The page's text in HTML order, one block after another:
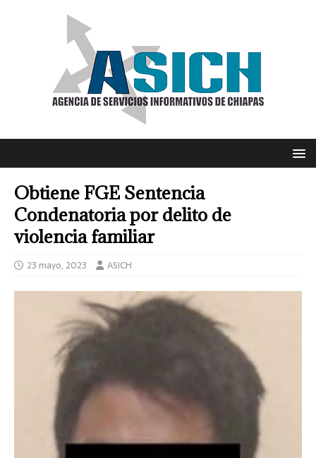
Obtiene FGE Sentencia
Condenatoria por delito de
violencia familiar
23 mayo, 2023 ASICH